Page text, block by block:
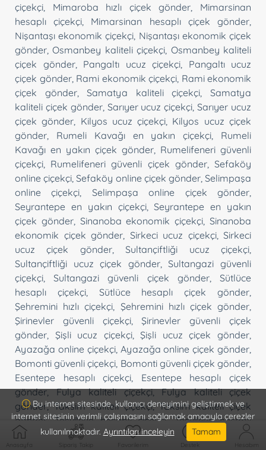
çiçekçi
Mimaroba hızlı çiçek gönder
Mimarsinan
hesaplı çiçekçi
Mimarsinan hesaplı çiçek gönder
Nişantaşı ekonomik çiçekçi Nişantaşı ekonomik çiçek
gönder ,Osmanbey kaliteli çiçekçi Osmanbey kaliteli
çiçek gönder, Pangaltı ucuz çiçekçi
Pangaltı ucuz
çiçek gönder, Rami ekonomik çiçekçi Rami ekonomik
çiçek gönder,Samatya kaliteli çiçekçi ,Samatya
kaliteli çiçek gönder, Sarıyer ucuz çiçekçi ,Sarıyer ucuz
çiçek gönder
Kilyos ucuz çiçekçi Kilyos ucuz çiçek
gönder
Rumeli Kavağı en yakın çiçekçi
Rumeli
Kavağı en yakın çiçek gönder Rumelifeneri güvenli
çiçekçi
Rumelifeneri güvenli çiçek gönder,Sefaköy
online çiçekçi ,Sefaköy online çiçek gönder,Selimpaşa
online çiçekçi
Selimpaşa online çiçek gönder
Seyrantepe en yakın çiçekçi,Seyrantepe en yakın
çiçek gönder, Sinanoba ekonomik çiçekçi ,Sinanoba
ekonomik çiçek gönder Sirkeci ucuz çiçekçi, Sirkeci
ucuz çiçek gönder,Sultançiftliği ucuz çiçekçi
Sultançiftliği ucuz çiçek gönder,Sultangazi güvenli
çiçekçi ,Sultangazi güvenli çiçek gönder,Sütlüce
hesaplı çiçekçi, Sütlüce hesaplı çiçek gönder
Şehremini hızlı çiçekçi
Şehremini hızlı çiçek gönder
Şirinevler güvenli çiçekçi,Şirinevler güvenli çiçek
gönder
Şişli ucuz çiçekçi,Şişli ucuz çiçek gönder
Ayazağa online çiçekçi, Ayazağa online çiçek gönder
Bomonti güvenli çiçekçi Bomonti güvenli çiçek gönder
Esentepe hesaplı çiçekçi
Esentepe hesaplı çiçek
gönder,Fulya kaliteli çiçekçi,Fulya kaliteli çiçek
gönder,Taksim kaliteli çiçekçi,Taksim kaliteli çiçek
gönder,Teşvikiye hesaplı çiçekçi,Teşvikiye hesaplı
çiçek gönder,Topağacı kaliteli çiçekçi,Topağacı
Anasayfa Sipariş Takip Favorilerim Destek Hesabım
Bu internet sitesinde, kullanıcı deneyimini geliştirmek ve
internet sitesinin verimli çalışmasını sağlamak amacıyla çerezler
kullanılmaktadır. Ayrıntıları inceleyin Tamam